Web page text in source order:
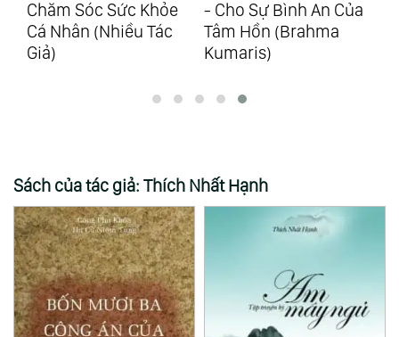
- Cho Sự Bình An Của
Tâm Hồn (Brahma
Kumaris)
Thực Hành Lòng Biết
Ơn - The Magic
(Rhonda Byrne)
Sách của tác giả: Thích Nhất Hạnh